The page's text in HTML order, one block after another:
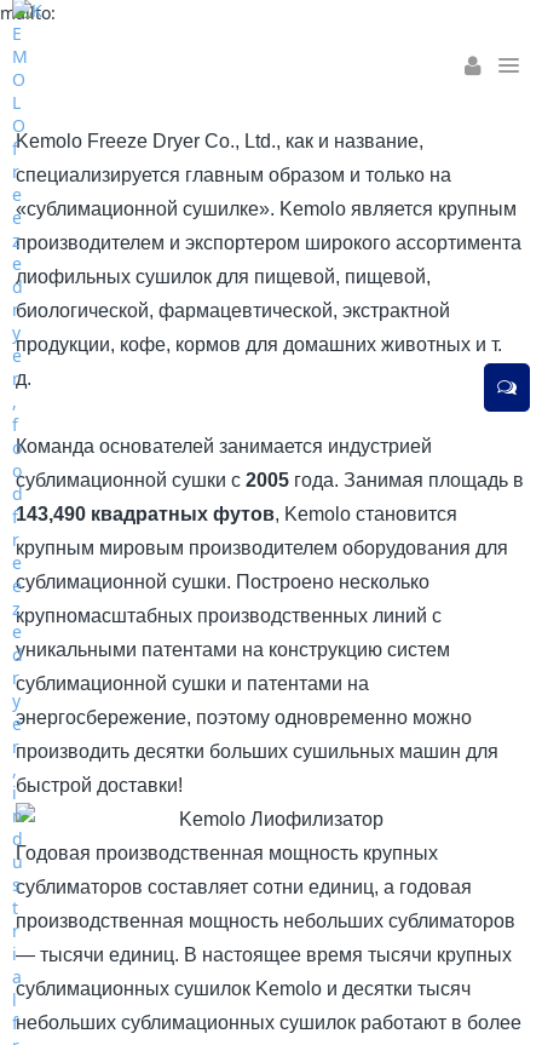
mailto:
Kemolo Freeze Dryer Co., Ltd., как и название,
специализируется главным образом и только на
«сублимационной сушилке». Kemolo является крупным
производителем и экспортером широкого ассортимента
лиофильных сушилок для пищевой, пищевой,
биологической, фармацевтической, экстрактной
продукции, кофе, кормов для домашних животных и т.
д.
Команда основателей занимается индустрией
сублимационной сушки с2005 года. Занимая площадь в
143,490 квадратных футов, Kemolo становится
крупным мировым производителем оборудования для
сублимационной сушки. Построено несколько
крупномасштабных производственных линий с
уникальными патентами на конструкцию систем
сублимационной сушки и патентами на
энергосбережение, поэтому одновременно можно
производить десятки больших сушильных машин для
быстрой доставки!
Годовая производственная мощность крупных
сублиматоров составляет сотни единиц, а годовая
производственная мощность небольших сублиматоров
— тысячи единиц. В настоящее время тысячи крупных
сублимационных сушилок Kemolo и десятки тысяч
небольших сублимационных сушилок работают в более